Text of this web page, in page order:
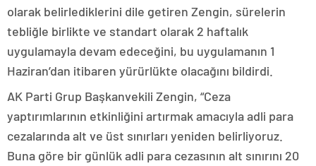
olarak belirlediklerini dile getiren Zengin, sürelerin
tebliğle birlikte ve standart olarak 2 haftalık
uygulamayla devam edeceğini, bu uygulamanın 1
Haziran’dan itibaren yürürlükte olacağını bildirdi.
AK Parti Grup Başkanvekili Zengin, “Ceza
yaptırımlarının etkinliğini artırmak amacıyla adli para
cezalarında alt ve üst sınırları yeniden belirliyoruz.
Buna göre bir günlük adli para cezasının alt sınırını 20